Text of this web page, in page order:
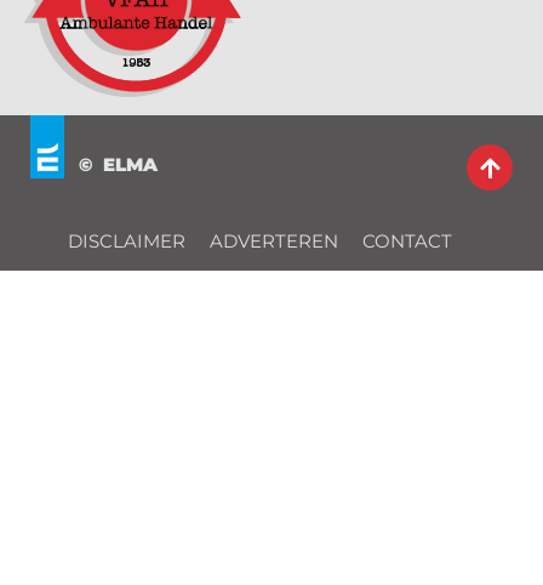
© ELMA
DISCLAIMER ADVERTEREN CONTACT